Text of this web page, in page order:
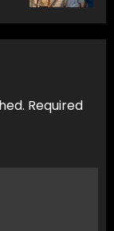
Required